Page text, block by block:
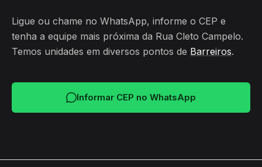
Ligue ou chame no WhatsApp, informe o CEP e
tenha a equipe mais próxima da Rua Cleto Campelo.
Temos unidades em diversos pontos de Barreiros.
Informar CEP no WhatsApp